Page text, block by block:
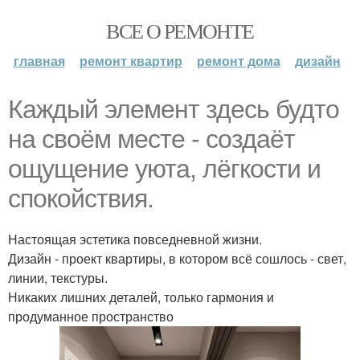
ВСЕ О РЕМОНТЕ
главная ремонт квартир ремонт дома дизайн
Каждый элемент здесь будто
на своём месте - создаёт
ощущение уюта, лёгкости и
спокойствия.
Настоящая эстетика повседневной жизни.
Дизайн - проект квартиры, в котором всё сошлось - свет,
линии, текстуры.
Никаких лишних деталей, только гармония и
продуманное пространство